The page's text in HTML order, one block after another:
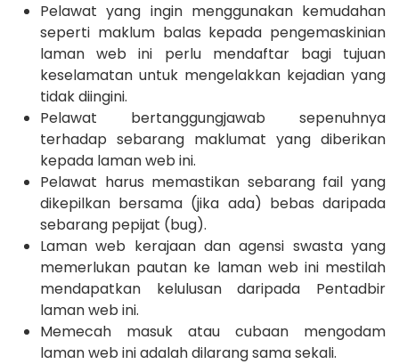
Pelawat yang ingin menggunakan kemudahan
seperti maklum balas kepada pengemaskinian
laman web ini perlu mendaftar bagi tujuan
keselamatan untuk mengelakkan kejadian yang
tidak diingini.
Pelawat bertanggungjawab sepenuhnya
terhadap sebarang maklumat yang diberikan
kepada laman web ini.
Pelawat harus memastikan sebarang fail yang
dikepilkan bersama (jika ada) bebas daripada
sebarang pepijat (bug).
Laman web kerajaan dan agensi swasta yang
memerlukan pautan ke laman web ini mestilah
mendapatkan kelulusan daripada Pentadbir
laman web ini.
Memecah masuk atau cubaan mengodam
laman web ini adalah dilarang sama sekali.